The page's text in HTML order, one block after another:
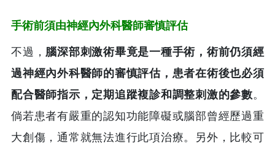
手術前須由神經內外科醫師審慎評估
不過， 腦深部刺激術畢竟是一種手術，術前仍須經
過神經內外科醫師的審慎評估，患者在術後也必須
配合醫師指示，定期追蹤複診和調整刺激的參數。
倘若患者有嚴重的認知功能障礙或腦部曾經歷過重
大創傷，通常就無法進行此項治療。另外，比較可